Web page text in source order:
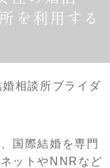
を利用する
相談所ブライダ
国際結婚を専門
ットやNNRなど